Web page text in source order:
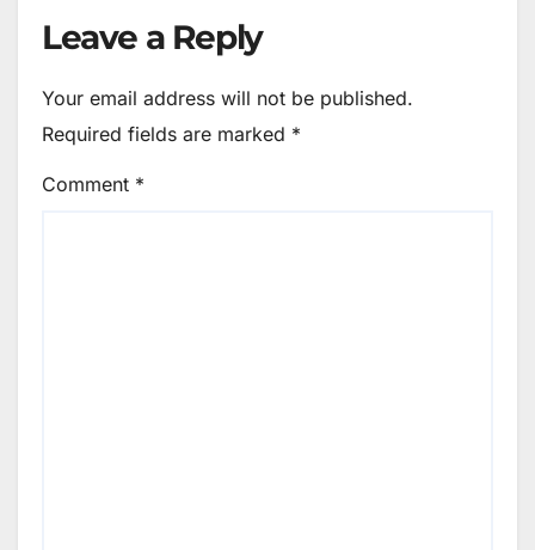
Leave a Reply
Your email address will not be published.
Required fields are marked *
Comment *